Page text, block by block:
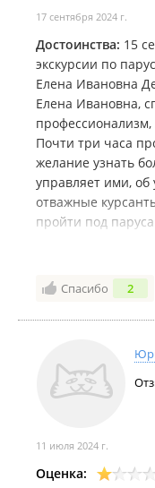
17 сентября 2024 г.
Достоинства: 15
экскурсии по
Елена Ивановна
Елена Ивановна,
Почти три часа
желание узнать
управляет ими, об
отважные
пройти под
потрясающего,
Недостатки:
побывать на
внуками.
Спасибо 2
11 июля 2024 г.
Оценка: